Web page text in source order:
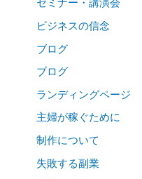
セミナー・講演会
ビジネスの信念
ブログ
ブログ
ランディングページ
主婦が稼ぐために
制作について
失敗する副業